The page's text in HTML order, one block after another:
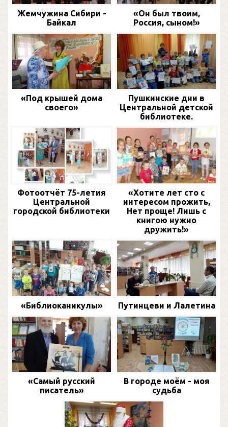
Жемчужина Сибири -
Байкал
«Он был твоим,
Россия, сыном!»
«Под крышей дома
своего»
Пушкинские дни в
Центральной детской
библиотеке.
Фотоотчёт 75-летия
Центральной
городской библиотеки
«Хотите лет сто с
интересом прожить,
Нет проще! Лишь с
книгою нужно
дружить!»
«Библиоканикулы» Путинцеви и Лалетина
«Самый русский
писатель»
В городе моём - моя
судьба